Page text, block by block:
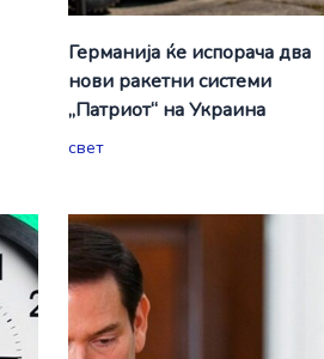
Германија ќе испорача два
нови ракетни системи
„Патриот“ на Украина
свет